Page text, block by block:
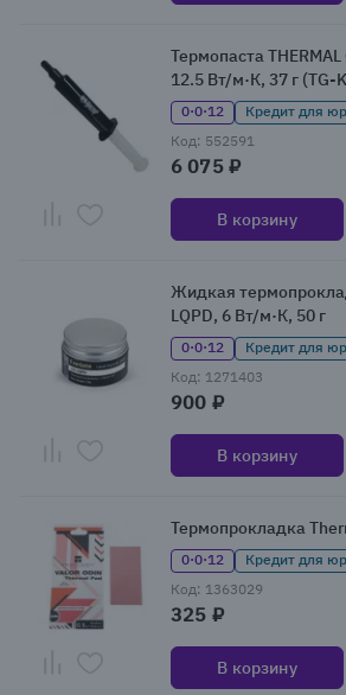
Термопаста
12.5 Вт/м·К, 37 г (TG-
0·0·12
Кредит для
Код: 552591
6 075 ₽
В корзину
Жидкая
LQPD, 6 Вт/м·К, 50 г
0·0·12
Кредит для
Код: 1271403
900 ₽
В корзину
Термопрокладка
0·0·12
Кредит для
Код: 1363029
325 ₽
В корзину